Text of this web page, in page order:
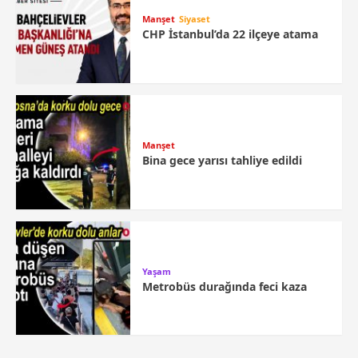
Manşet Siyaset
CHP İstanbul’da 22 ilçeye atama
Manşet
Bina gece yarısı tahliye edildi
Yaşam
Metrobüs durağında feci kaza